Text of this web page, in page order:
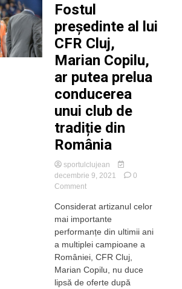
Fostul
președinte al lui
CFR Cluj,
Marian Copilu,
ar putea prelua
conducerea
unui club de
tradiție din
România
sportulclujean
decembrie 9, 2021
0
Commenton
președinte
al
lui
CFR
Marian
Copilu,
ar
Considerat artizanul celor
mai importante
performanțe din ultimii ani
a multiplei campioane a
României, CFR Cluj,
Marian Copilu, nu duce
lipsă de oferte după